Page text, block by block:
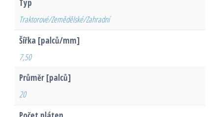
Typ
Traktorové/Zemědělské/Zahradní
Šířka [palců/mm]
7,50
Průměr [palců]
20